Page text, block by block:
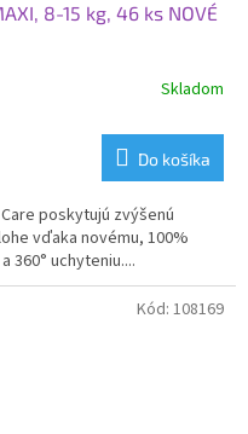
8-15 kg, 46 ks NOVÉ
Skladom
Do košíka
poskytujú zvýšenú
vďaka novému, 100%
360° uchyteniu....
Kód: 108169